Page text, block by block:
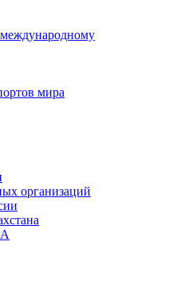
мира
организаций